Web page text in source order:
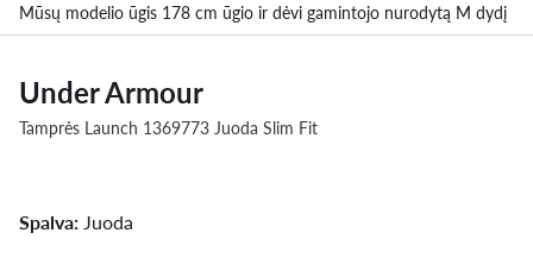
Mūsų modelio ūgis 178 cm ūgio ir dėvi gamintojo nurodytą M dydį
Under Armour
Tamprės Launch 1369773 Juoda Slim Fit
Spalva: Juoda